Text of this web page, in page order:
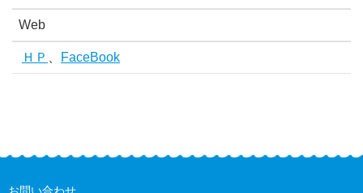
Web
ＨＰ FaceBook
お問い合わせ